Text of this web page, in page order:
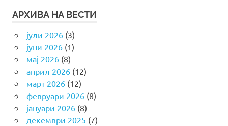
АРХИВА НА ВЕСТИ
јули 2026(3)
јуни 2026(1)
мај 2026(8)
април 2026(12)
март 2026(12)
февруари 2026(8)
јануари 2026(8)
декември 2025 (7)